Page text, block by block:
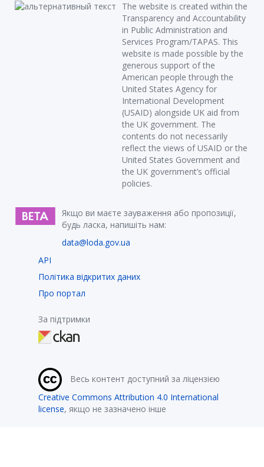
The website is created within the
Transparency and Accountability
in Public Administration and
Services Program/TAPAS. This
website is made possible by the
generous support of the
American people through the
United States Agency for
International Development
(USAID) alongside UK aid from
the UK government. The
contents do not necessarily
reflect the views of USAID or the
United States Government and
the UK government’s official
policies.
Якщо ви маєте зауваження або пропозиції,
будь ласка, напишіть нам:
data@loda.gov.ua
API
Політика відкритих даних
Про портал
За підтримки
Весь контент доступний за ліцензією
Creative Commons Attribution 4.0 International
license, якщо не зазначено інше